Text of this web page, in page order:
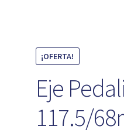
¡OFERTA!
Eje
117.5/